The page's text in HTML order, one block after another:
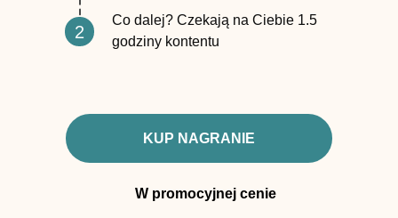
Co dalej? Czekają na Ciebie 1.5
godziny kontentu
2
KUP NAGRANIE
W promocyjnej cenie